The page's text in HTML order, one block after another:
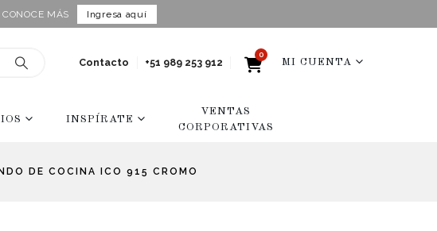
CONOCE MÁS Ingresa aquí
Contacto +51 989 253 912
0
MI CUENTA
INSPÍRATE
VENTAS
CORPORATIVAS
DE COCINA ICO 915 CROMO